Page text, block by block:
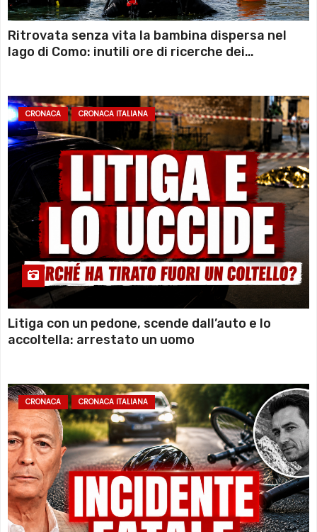
Ritrovata senza vita la bambina dispersa nel
lago di Como: inutili ore di ricerche dei
CRONACA CRONACA ITALIANA
Litiga con un pedone, scende dall’auto e lo
accoltella: arrestato un uomo
CRONACA CRONACA ITALIANA